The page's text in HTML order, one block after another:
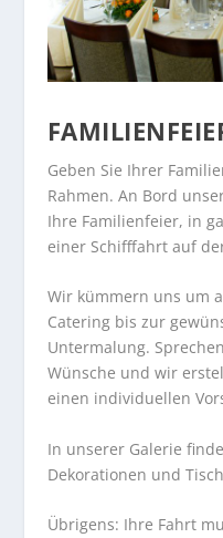
Geben Sie Ihrer
Rahmen. An Bord
Ihre Familienfeier, in
einer Schifffahrt auf
Wir kümmern uns um
Catering bis zur
Untermalung.
Wünsche und wir
einen individuellen
In unserer Galerie
Dekorationen und
Übrigens: Ihre Fahrt